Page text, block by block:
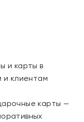
и карты в
и клиентам
карты —